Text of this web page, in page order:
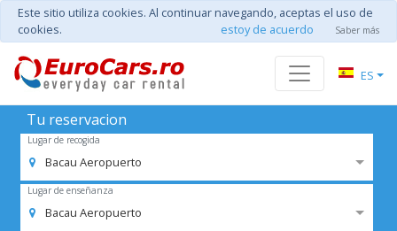
Este sitio utiliza cookies. Al continuar navegando, aceptas el uso de
cookies.
estoy de acuerdo Saber más
ES
Tu reservacion
Lugar de recogida
Bacau Aeropuerto
Lugar de enseñanza
Bacau Aeropuerto